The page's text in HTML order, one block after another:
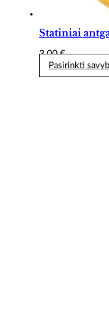
Statiniai
3,00€
Pasirinkti